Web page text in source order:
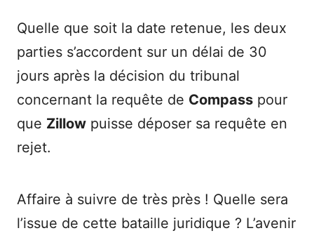
Quelle que soit la date retenue, les deux
parties s’accordent sur un délai de 30
jours après la décision du tribunal
concernant la requête de Compass pour
que Zillow puisse déposer sa requête en
rejet.
Affaire à suivre de très près ! Quelle sera
l’issue de cette bataille juridique ? L’avenir